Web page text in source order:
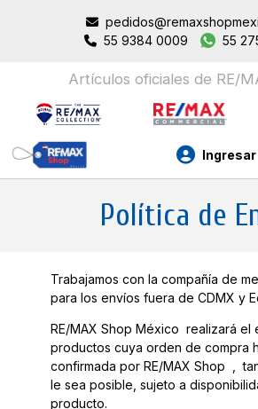
55 9384 0009
55
Artículos oficiales de RE/
Ingresar
Política de
Trabajamos con la compañía de
para los envíos fuera de CDMX y
RE/MAX Shop México realizará el
productos cuya orden de compra
confirmada por RE/MAX Shop ,
le sea posible, sujeto a
producto.